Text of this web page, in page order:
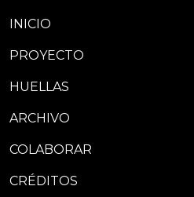
INICIO
PROYECTO
HUELLAS
ARCHIVO
COLABORAR
CRÉDITOS